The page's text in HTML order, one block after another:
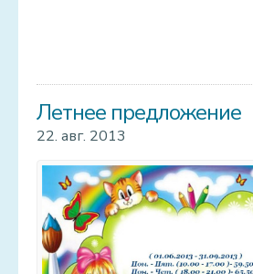
Летнее предложение
22. авг. 2013